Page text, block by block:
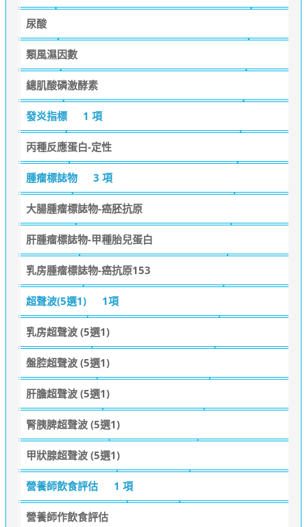
尿酸
類風濕因數
總肌酸磷激酵素
發炎指標 1 項
丙種反應蛋白-定性
腫瘤標誌物 3 項
大腸腫瘤標誌物-癌胚抗原
肝腫瘤標誌物-甲種胎兒蛋白
乳房腫瘤標誌物-癌抗原153
超聲波(5選1) 1項
乳房超聲波 (5選1)
盤腔超聲波 (5選1)
肝膽超聲波 (5選1)
腎胰脾超聲波 (5選1)
甲狀腺超聲波 (5選1)
營養師飲食評估 1 項
營養師作飲食評估